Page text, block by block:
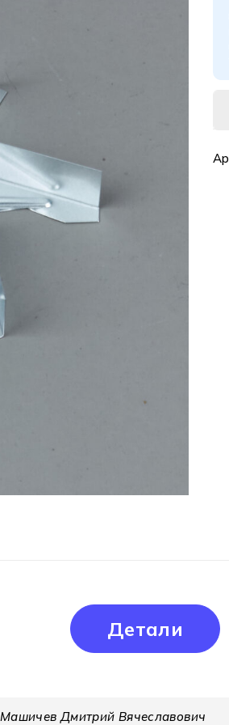
Детали
Машичев Дмитрий Вячеславович